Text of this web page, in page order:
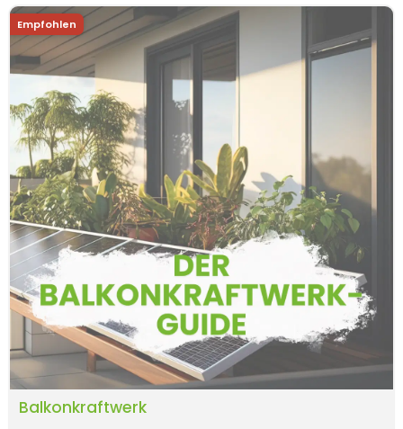
Empfohlen
Balkonkraftwerk